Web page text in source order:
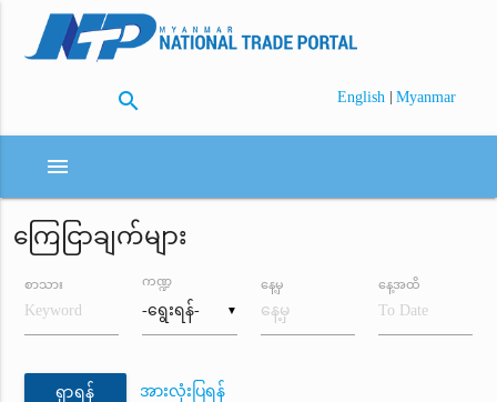
search English | Myanmar
menu
ကြေငြာချက်များ
စာသား
▼
ကဏ္ဍ နေ့မှ နေ့အထိ
ရှာရန် အားလုံးပြရန်